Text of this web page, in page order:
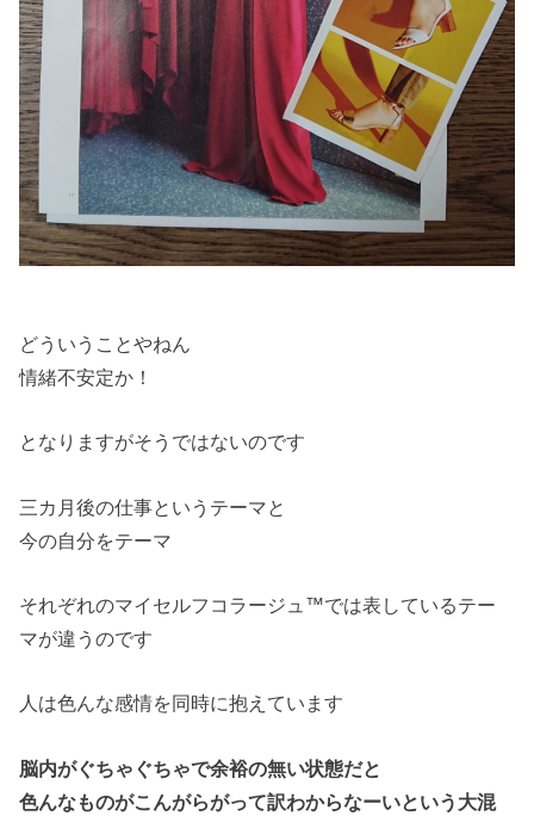
どういうことやねん
情緒不安定か！
となりますがそうではないのです
三カ月後の仕事というテーマと
今の自分をテーマ
それぞれのマイセルフコラージュ™では表しているテー
マが違うのです
人は色んな感情を同時に抱えています
脳内がぐちゃぐちゃで余裕の無い状態だと
色んなものがこんがらがって訳わからなーいという大混